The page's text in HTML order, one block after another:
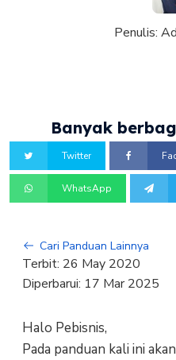
Penulis:
Banyak
Twitter
WhatsApp
Cari Panduan Lainnya
Terbit: 26 May 2020
Diperbarui: 17 Mar 2025
Halo Pebisnis,
Pada panduan kali ini